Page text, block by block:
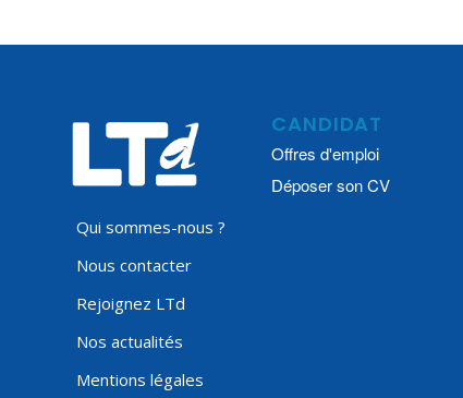
Qui sommes-nous ?
Nous contacter
Rejoignez LTd
Nos actualités
Mentions légales
CANDIDAT
Offres d'emploi
Déposer son CV